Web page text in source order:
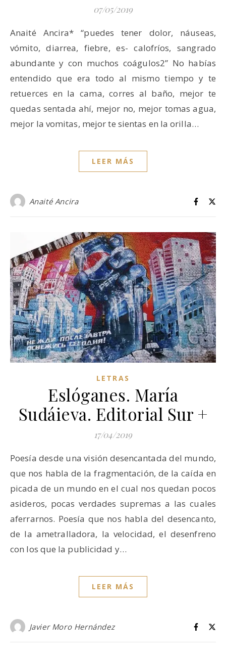
07/05/2019
Anaité Ancira* “puedes tener dolor, náuseas,
vómito, diarrea, fiebre, es- calofríos, sangrado
abundante y con muchos coágulos2” No habías
entendido que era todo al mismo tiempo y te
retuerces en la cama, corres al baño, mejor te
quedas sentada ahí, mejor no, mejor tomas agua,
mejor la vomitas, mejor te sientas en la orilla…
LEER MÁS
Anaité Ancira
LETRAS
Eslóganes. María
Sudáieva. Editorial Sur +
17/04/2019
Poesía desde una visión desencantada del mundo,
que nos habla de la fragmentación, de la caída en
picada de un mundo en el cual nos quedan pocos
asideros, pocas verdades supremas a las cuales
aferrarnos. Poesía que nos habla del desencanto,
de la ametralladora, la velocidad, el desenfreno
con los que la publicidad y…
LEER MÁS
Javier Moro Hernández